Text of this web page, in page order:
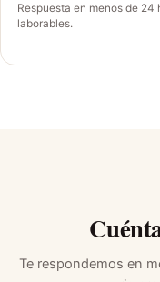
Respuesta en menos de 24
laborables.
Te respondemos en